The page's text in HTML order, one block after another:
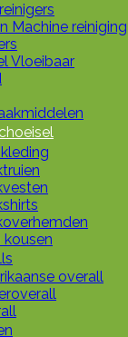
Machine reiniging
Vloeibaar
kousen
overall